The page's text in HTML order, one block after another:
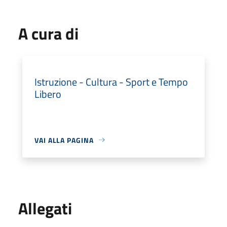
A cura di
Istruzione - Cultura - Sport e Tempo
Libero
VAI ALLA PAGINA
Allegati